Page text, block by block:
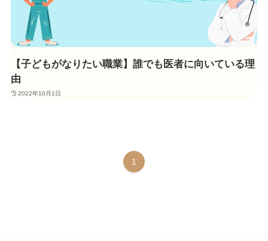
【子どもがなりたい職業】誰でも医者に向いている理
由
2022年10月1日
1